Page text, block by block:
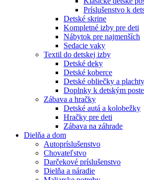
Príslušenstvo k
Detské skrine
Kompletné izby pre deti
Nábytok pre najmenších
Sedacie vaky
Textil do detskej izby
Detské deky
Detské koberce
Detské obliečky a plachty
Doplnky k detským
Zábava a hračky
Detské autá a kolobežky
Hračky pre deti
Zábava na záhrade
Dielňa a dom
Autopríslušenstvo
Chovateľstvo
Darčekové príslušenstvo
Dielňa a náradie